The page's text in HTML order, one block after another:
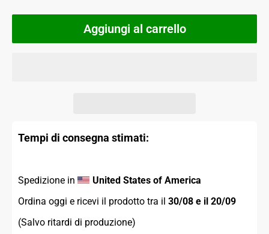
Aggiungi al carrello
Tempi di consegna stimati:
Spedizione in
United States of America
Ordina oggi e ricevi il prodotto tra il 30/08 e il 20/09
(Salvo ritardi di produzione)